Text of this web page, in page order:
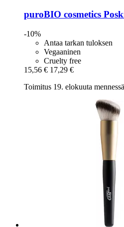
puroBIO cosmetics
-10%
Antaa tarkan tuloksen
Vegaaninen
Cruelty free
15,56 € 17,29 €
Toimitus 19. elokuuta mennessä